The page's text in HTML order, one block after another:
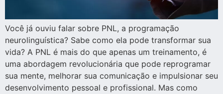
Você já ouviu falar sobre PNL, a programação
neurolinguística? Sabe como ela pode transformar sua
vida? A PNL é mais do que apenas um treinamento, é
uma abordagem revolucionária que pode reprogramar
sua mente, melhorar sua comunicação e impulsionar seu
desenvolvimento pessoal e profissional. Mas como